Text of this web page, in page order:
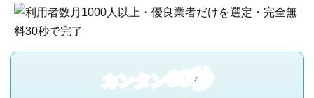
カンタン60秒